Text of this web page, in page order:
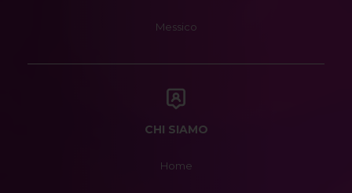
Messico
CHI SIAMO
Home